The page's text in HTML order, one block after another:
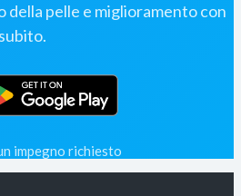
pelle e miglioramento con
impegno richiesto